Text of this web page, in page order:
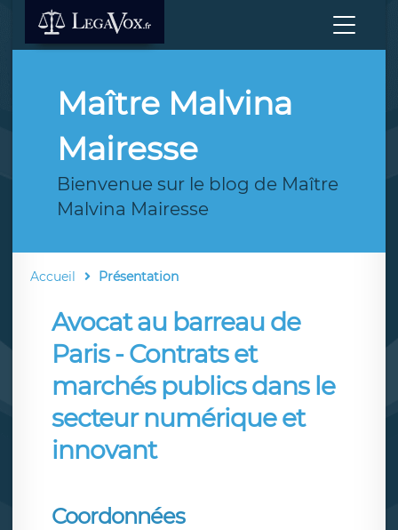
Maître Malvina
Mairesse
Bienvenue sur le blog de Maître
Malvina Mairesse
Accueil Présentation
Avocat au barreau de
Paris - Contrats et
marchés publics dans le
secteur numérique et
innovant
Coordonnées